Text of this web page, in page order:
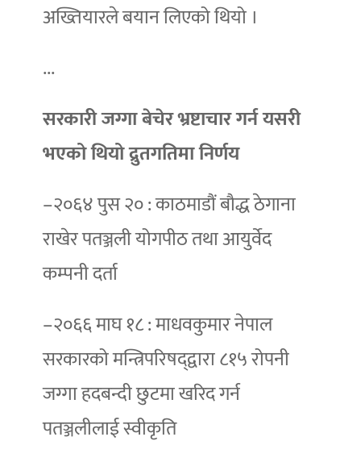
अख्तियारले बयान लिएको थियो ।
...
सरकारी जग्गा बेचेर भ्रष्टाचार गर्न यसरी
भएको थियो द्रुतगतिमा निर्णय
–२०६४ पुस २० : काठमाडौं बौद्ध ठेगाना
राखेर पतञ्जली योगपीठ तथा आयुर्वेद
कम्पनी दर्ता
–२०६६ माघ १८ : माधवकुमार नेपाल
सरकारको मन्त्रिपरिषद्‌द्वारा ८१५ रोपनी
जग्गा हदबन्दी छुटमा खरिद गर्न
पतञ्जलीलाई स्वीकृति